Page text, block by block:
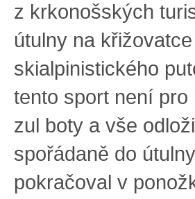
z krkonošských
útulny na
skialpinistického
tento sport není pro
zul boty a vše
spořádaně do
pokračoval v